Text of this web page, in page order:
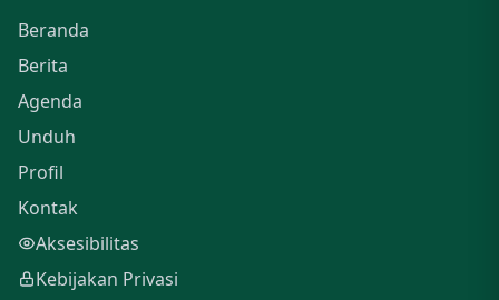
Beranda
Berita
Agenda
Unduh
Profil
Kontak
Aksesibilitas
Kebijakan Privasi